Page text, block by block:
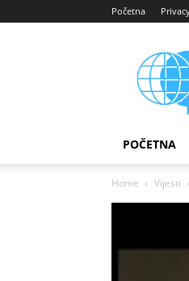
Početna
POČETNA
Home Vijesti